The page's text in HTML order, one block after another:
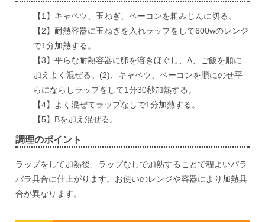
【1】キャベツ、玉ねぎ、ベーコンを粗みじんに切る。
【2】耐熱容器に玉ねぎを入れラップをして600wのレンジ
で1分加熱する。
【3】平らな耐熱容器に卵を溶きほぐし、A、ご飯を順に
加えよく混ぜる。(2)、キャベツ、ベーコンを順にのせ平
らにならしラップをして1分30秒加熱する。
【4】よく混ぜてラップなしで1分加熱する。
【5】Bを加え混ぜる。
調理のポイント
ラップをして加熱後、ラップなしで加熱することで程よいパラ
パラ具合に仕上がります。お使いのレンジや容器により加熱具
合が異なります。